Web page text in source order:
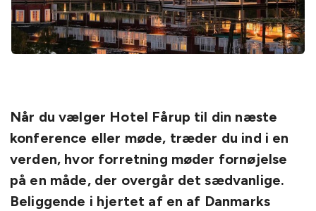
Når du vælger Hotel Fårup til din næste
konference eller møde, træder du ind i en
verden, hvor forretning møder fornøjelse
på en måde, der overgår det sædvanlige.
Beliggende i hjertet af en af Danmarks